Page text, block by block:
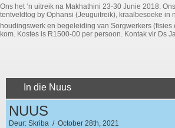
Ons het ‘n uitreik na Makhathini 23-30 Junie 2018.
tentveldtog by Ophansi (Jeuguitreik), kraalbesoeke in
houdingswerk en begeleiding van Sorgwerkers
kom. Kostes is R1500-00 per persoon. Kontak vir Ds
In die Nuus
NUUS
Deur: Skriba / October 28th, 2021